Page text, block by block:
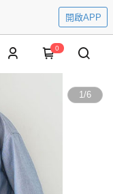
開啟APP
0
1/6